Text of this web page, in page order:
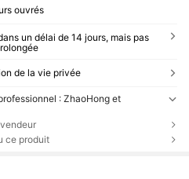
ouvrés
un délai de 14 jours, mais pas
de la vie privée
: ZhaoHong et
ce produit